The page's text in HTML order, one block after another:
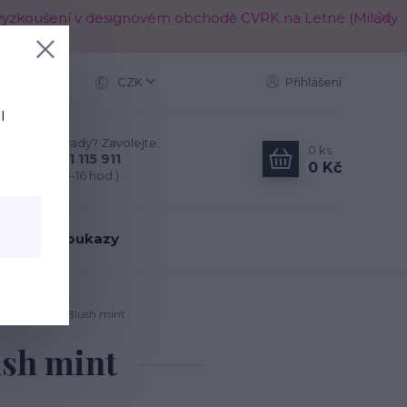
v designovém obchodě CVRK na Letné (Milady
CZK Přihlášení
Nevíte si rady? Zavolejte.
+420 721 115 911
(Po-Pá, 10-16 hod.)
0 ks
0 Kč
poukazy
na nohy - Blush mint
mint